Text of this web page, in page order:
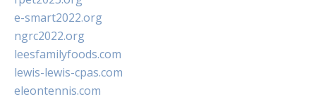
e-smart2022.org
ngrc2022.org
leesfamilyfoods.com
lewis-lewis-cpas.com
eleontennis.com